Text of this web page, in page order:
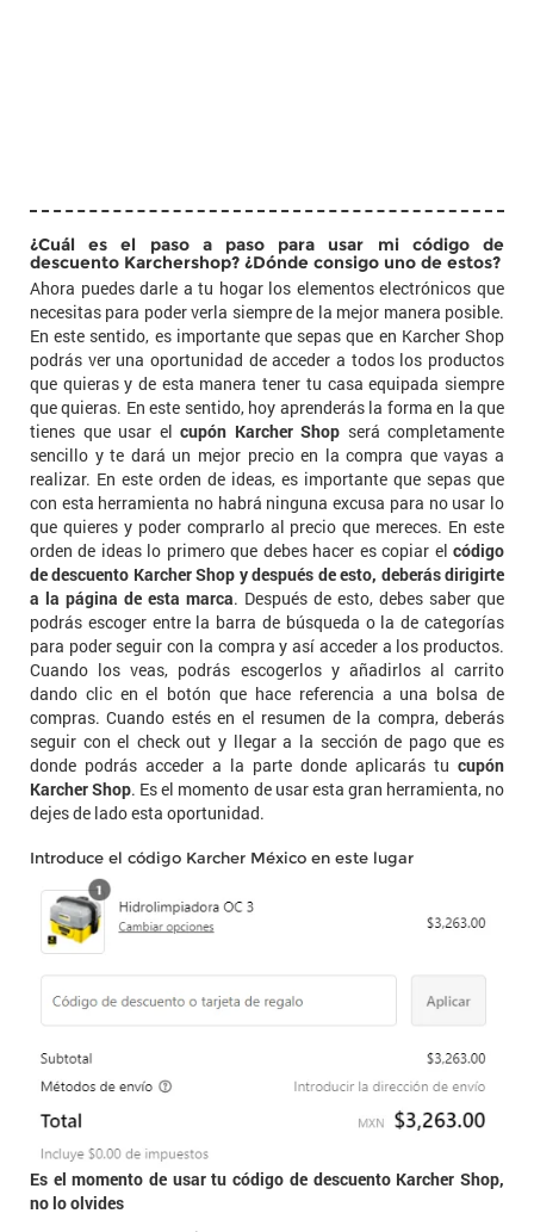
¿Cuál es el paso a paso para usar mi código de
descuento Karchershop? ¿Dónde consigo uno de estos?
Ahora puedes darle a tu hogar los elementos electrónicos que
necesitas para poder verla siempre de la mejor manera posible.
En este sentido, es importante que sepas que en Karcher Shop
podrás ver una oportunidad de acceder a todos los productos
que quieras y de esta manera tener tu casa equipada siempre
que quieras. En este sentido, hoy aprenderás la forma en la que
tienes que usar el cupón Karcher Shop será completamente
sencillo y te dará un mejor precio en la compra que vayas a
realizar. En este orden de ideas, es importante que sepas que
con esta herramienta no habrá ninguna excusa para no usar lo
que quieres y poder comprarlo al precio que mereces. En este
orden de ideas lo primero que debes hacer es copiar el código
de descuento Karcher Shop y después de esto, deberás dirigirte
a la página de esta marca. Después de esto, debes saber que
podrás escoger entre la barra de búsqueda o la de categorías
para poder seguir con la compra y así acceder a los productos.
Cuando los veas, podrás escogerlos y añadirlos al carrito
dando clic en el botón que hace referencia a una bolsa de
compras. Cuando estés en el resumen de la compra, deberás
seguir con el check out y llegar a la sección de pago que es
donde podrás acceder a la parte donde aplicarás tu cupón
Karcher Shop. Es el momento de usar esta gran herramienta, no
dejes de lado esta oportunidad.
Introduce el código Karcher México en este lugar
Es el momento de usar tu código de descuento Karcher Shop,
no lo olvides